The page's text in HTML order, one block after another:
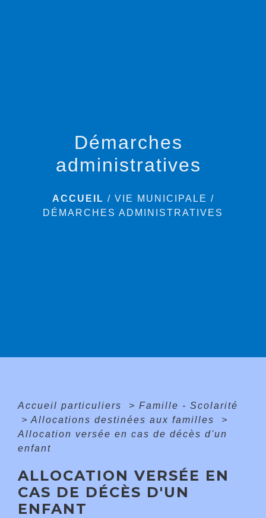
Démarches
administratives
ACCUEIL / VIE MUNICIPALE /
DÉMARCHES ADMINISTRATIVES
Accueil particuliers > Famille - Scolarité
> Allocations destinées aux familles
>
Allocation versée en cas de décès d'un
enfant
ALLOCATION VERSÉE EN
CAS DE DÉCÈS D'UN
ENFANT